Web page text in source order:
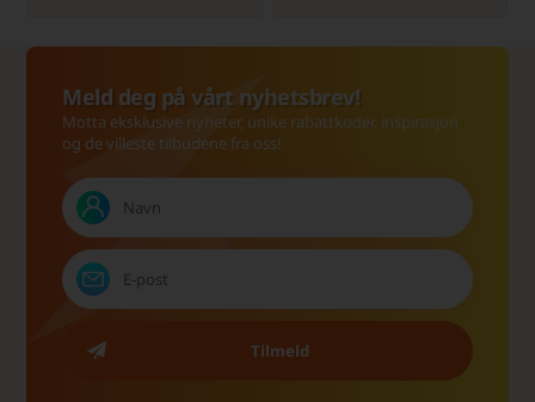
Meld deg på vårt nyhetsbrev!
Motta eksklusive nyheter, unike rabattkoder, inspirasjon
og de villeste tilbudene fra oss!